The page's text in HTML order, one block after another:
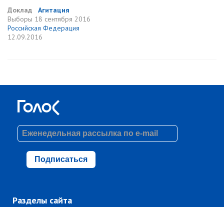
Доклад
Агитация
Выборы 18 сентября 2016
Российская Федерация
12.09.2016
Подписаться
Разделы сайта